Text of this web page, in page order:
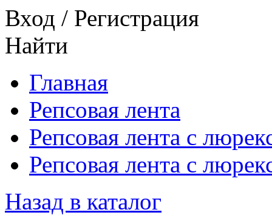
Вход / Регистрация
Найти
Главная
Репсовая лента
Репсовая лента с
Репсовая лента с
Назад в каталог